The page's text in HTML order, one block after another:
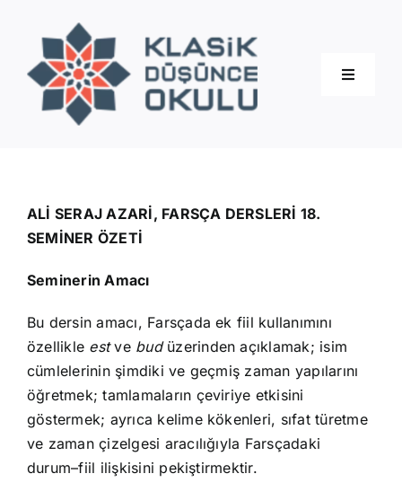
content
Toggle
Eğitimler
İletişim
ALİ SERAJ AZARİ, FARSÇA DERSLERİ 18.
SEMİNER ÖZETİ
Seminerin Amacı
Bu dersin amacı, Farsçada ek fiil kullanımını
özellikle estve budüzerinden açıklamak; isim
cümlelerinin şimdiki ve geçmiş zaman yapılarını
öğretmek; tamlamaların çeviriye etkisini
göstermek; ayrıca kelime kökenleri, sıfat türetme
ve zaman çizelgesi aracılığıyla Farsçadaki
durum–fiil ilişkisini pekiştirmektir.